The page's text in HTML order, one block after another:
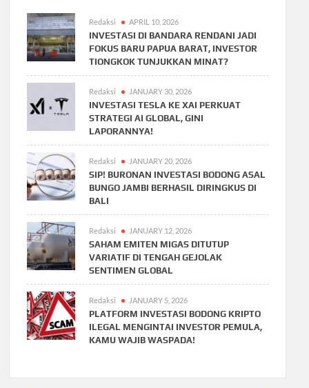
Redaksi APRIL 10, 2026
INVESTASI DI BANDARA RENDANI JADI
FOKUS BARU PAPUA BARAT, INVESTOR
TIONGKOK TUNJUKKAN MINAT?
Redaksi JANUARY 30, 2026
INVESTASI TESLA KE XAI PERKUAT
STRATEGI AI GLOBAL, GINI
LAPORANNYA!
Redaksi JANUARY 20, 2026
SIP! BURONAN INVESTASI BODONG ASAL
BUNGO JAMBI BERHASIL DIRINGKUS DI
BALI
Redaksi JANUARY 12, 2026
SAHAM EMITEN MIGAS DITUTUP
VARIATIF DI TENGAH GEJOLAK
SENTIMEN GLOBAL
Redaksi JANUARY 5, 2026
PLATFORM INVESTASI BODONG KRIPTO
ILEGAL MENGINTAI INVESTOR PEMULA,
KAMU WAJIB WASPADA!